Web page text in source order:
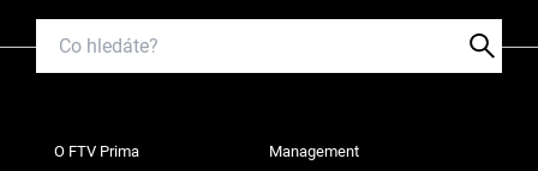
O FTV Prima Management